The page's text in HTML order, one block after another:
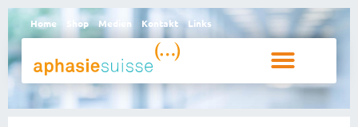
Home Shop Medien Kontakt Links